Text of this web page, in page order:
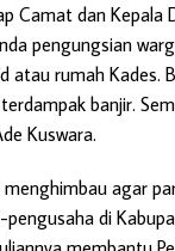
Camat dan Kepala
pengungsian
atau rumah Kades.
banjir.
Kuswara.
agar
di